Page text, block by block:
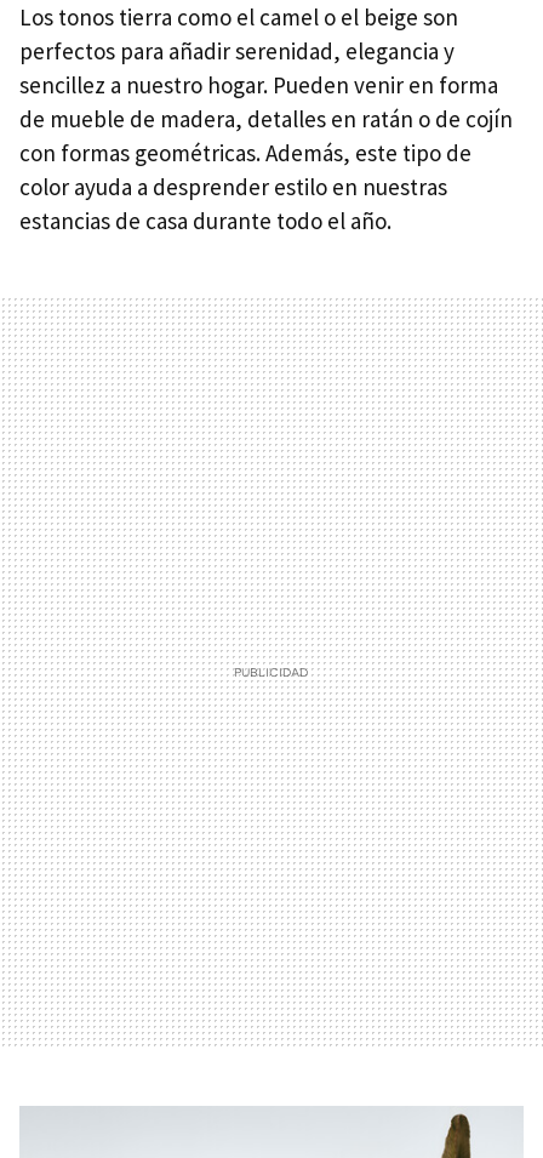
Los tonos tierra como el camel o el beige son
perfectos para añadir serenidad, elegancia y
sencillez a nuestro hogar. Pueden venir en forma
de mueble de madera, detalles en ratán o de cojín
con formas geométricas. Además, este tipo de
color ayuda a desprender estilo en nuestras
estancias de casa durante todo el año.